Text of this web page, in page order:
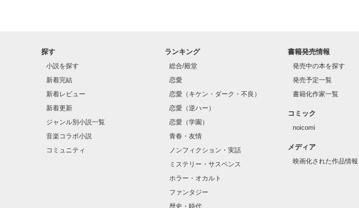
探す
小説を探す
新着完結
新着レビュー
新着更新
ジャンル別小説一覧
音楽コラボ小説
コミュニティ
ランキング
総合/殿堂
恋愛
恋愛（キケン・ダーク・不良）
恋愛（逆ハー）
恋愛（学園）
青春・友情
ノンフィクション・実話
ミステリー・サスペンス
ホラー・オカルト
ファンタジー
歴史・時代
書籍発売情報
発売中の本を探す
発売予定一覧
書籍化作家一覧
コミック
noicomi
メディア
映画化された作品情報